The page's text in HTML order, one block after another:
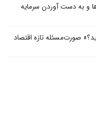
و به دست آوردن سرمایه
صورت‌مسئله تازه اقتصاد